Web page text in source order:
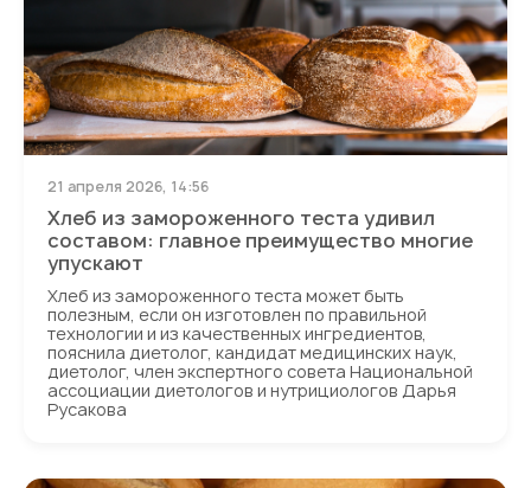
Хлеб из замороженного теста удивил
составом: главное преимущество многие
упускают
21 апреля 2026, 14:56
Хлеб из замороженного теста может быть
полезным, если он изготовлен по правильной
технологии и из качественных ингредиентов,
пояснила диетолог, кандидат медицинских наук,
диетолог, член экспертного совета Национальной
ассоциации диетологов и нутрициологов Дарья
Русакова